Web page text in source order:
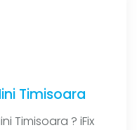
Timisoara
Timisoara ? iFix